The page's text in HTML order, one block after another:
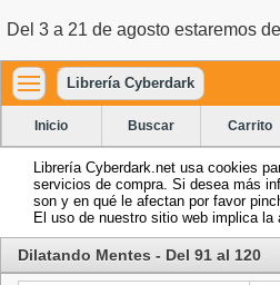
Del 3 a 21 de agosto estaremos
Librería Cyberdark
Inicio Buscar Carrito
Librería Cyberdark.net usa cookies
servicios de compra. Si desea más
son y en qué le afectan por favor
El uso de nuestro sitio web implica la
Dilatando Mentes - Del 91 al 120